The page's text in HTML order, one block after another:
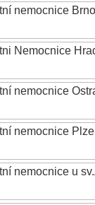
nemocnice Brno
Nemocnice
nemocnice
nemocnice
nemocnice u